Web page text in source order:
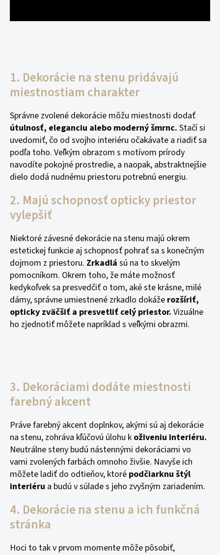
1. Dekorácie na stenu pridávajú
miestnostiam charakter
Správne zvolené dekorácie môžu miestnosti dodať
útulnosť, eleganciu alebo moderný šmrnc. Stačí si
uvedomiť, čo od svojho interiéru očakávate a riadiť sa
podľa toho. Veľkým obrazom s motívom prírody
navodíte pokojné prostredie, a naopak, abstraktnejšie
dielo dodá nudnému priestoru potrebnú energiu.
2. Majú schopnosť opticky priestor
vylepšiť
Niektoré závesné dekorácie na stenu majú okrem
estetickej funkcie aj schopnosť pohrať sa s konečným
dojmom z priestoru. Zrkadlá sú na to skvelým
pomocníkom. Okrem toho, že máte možnosť
kedykoľvek sa presvedčiť o tom, aké ste krásne, milé
dámy, správne umiestnené zrkadlo dokáže rozšíriť,
opticky zväčšiť a presvetliť celý priestor. Vizuálne
ho zjednotiť môžete napríklad s veľkými obrazmi.
3. Dekoráciami dodáte miestnosti
farebný akcent
Práve farebný akcent doplnkov, akými sú aj dekorácie
na stenu, zohráva kľúčovú úlohu k oživeniu interiéru.
Neutrálne steny budú nástennými dekoráciami vo
vami zvolených farbách omnoho živšie. Navyše ich
môžete ladiť do odtieňov, ktoré podčiarknu štýl
interiéru a budú v súlade s jeho zvyšným zariadením.
4. Dekorácie na stenu a ich funkčná
stránka
Hoci to tak v prvom momente môže pôsobiť,